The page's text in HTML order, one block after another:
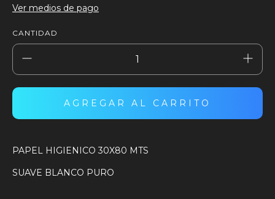
Ver medios de pago
CANTIDAD
PAPEL HIGIENICO 30X80 MTS
SUAVE BLANCO PURO